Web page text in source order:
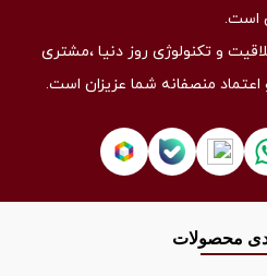
است.
و تکنولوژی روز دنیا ،مشتری
منصفانه شما عزیزان است.
محصولات